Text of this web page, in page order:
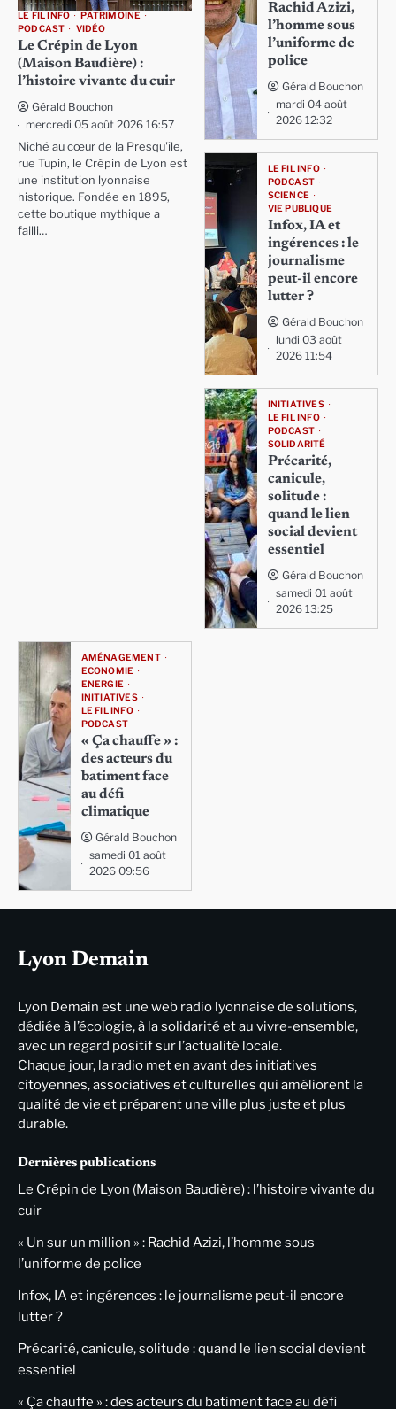
LE FIL INFO
PATRIMOINE
PODCAST
VIDÉO
Le Crépin de Lyon
(Maison Baudière) :
l’histoire vivante du cuir
Gérald Bouchon
mercredi 05 août 2026 16:57
Niché au cœur de la Presqu'île,
rue Tupin, le Crépin de Lyon est
une institution lyonnaise
historique. Fondée en 1895,
cette boutique mythique a
failli…
Rachid Azizi,
l’homme sous
l’uniforme de
police
Gérald Bouchon
mardi 04 août
2026 12:32
LE FIL INFO
PODCAST
SCIENCE
VIE PUBLIQUE
Infox, IA et
ingérences : le
journalisme
peut-il encore
lutter ?
Gérald Bouchon
lundi 03 août
2026 11:54
INITIATIVES
LE FIL INFO
PODCAST
SOLIDARITÉ
Précarité,
canicule,
solitude :
quand le lien
social devient
essentiel
Gérald Bouchon
samedi 01 août
2026 13:25
AMÉNAGEMENT
ECONOMIE
ENERGIE
INITIATIVES
LE FIL INFO
PODCAST
« Ça chauffe » :
des acteurs du
batiment face
au défi
climatique
Gérald Bouchon
samedi 01 août
2026 09:56
Lyon Demain
Lyon Demain est une web radio lyonnaise de solutions,
dédiée à l’écologie, à la solidarité et au vivre-ensemble,
avec un regard positif sur l’actualité locale.
Chaque jour, la radio met en avant des initiatives
citoyennes, associatives et culturelles qui améliorent la
qualité de vie et préparent une ville plus juste et plus
durable.
Dernières publications
Le Crépin de Lyon (Maison Baudière) : l’histoire vivante du
cuir
« Un sur un million » : Rachid Azizi, l’homme sous
l’uniforme de police
Infox, IA et ingérences : le journalisme peut-il encore
lutter ?
Précarité, canicule, solitude : quand le lien social devient
essentiel
« Ça chauffe » : des acteurs du batiment face au défi